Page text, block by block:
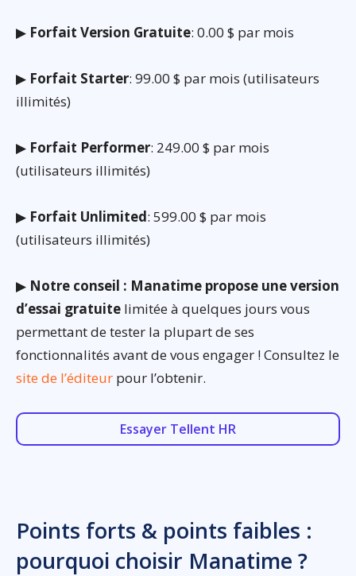
▶ Forfait Version Gratuite: 0.00 $ par mois
▶ Forfait Starter: 99.00 $ par mois (utilisateurs
illimités)
▶ Forfait Performer: 249.00 $ par mois
(utilisateurs illimités)
▶ Forfait Unlimited: 599.00 $ par mois
(utilisateurs illimités)
▶ Notre conseil : Manatime propose une version
d’essai gratuite limitée à quelques jours vous
permettant de tester la plupart de ses
fonctionnalités avant de vous engager ! Consultez le
site de l’éditeur pour l’obtenir.
Essayer Tellent HR
Points forts & points faibles :
pourquoi choisir Manatime ?